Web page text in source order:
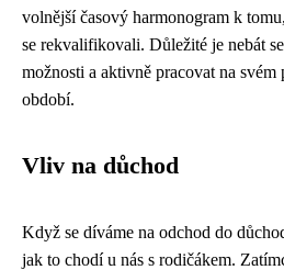
volnější časový harmonogram k
se rekvalifikovali. Důležité je nebát
možnosti a aktivně pracovat na
období.
Vliv na důchod
Když se díváme na odchod do
jak to chodí u nás s rodičákem.